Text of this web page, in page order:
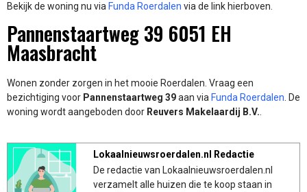
Bekijk de woning nu via Funda Roerdalen via de link hierboven.
Pannenstaartweg 39 6051 EH
Maasbracht
Wonen zonder zorgen in het mooie Roerdalen. Vraag een
bezichtiging voor Pannenstaartweg 39aan via Funda Roerdalen . De
woning wordt aangeboden door Reuvers Makelaardij B.V.
Lokaalnieuwsroerdalen.nl Redactie
De redactie van Lokaalnieuwsroerdalen.nl
verzamelt alle huizen die te koop staan in